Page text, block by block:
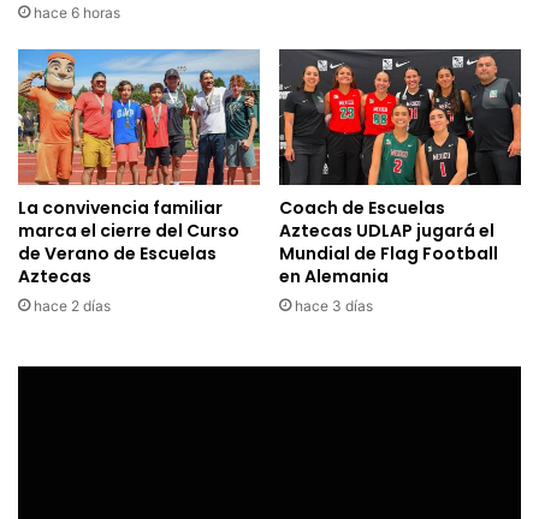
hace 6 horas
La convivencia familiar
marca el cierre del Curso
de Verano de Escuelas
Aztecas
hace 2 días
Coach de Escuelas
Aztecas UDLAP jugará el
Mundial de Flag Football
en Alemania
hace 3 días